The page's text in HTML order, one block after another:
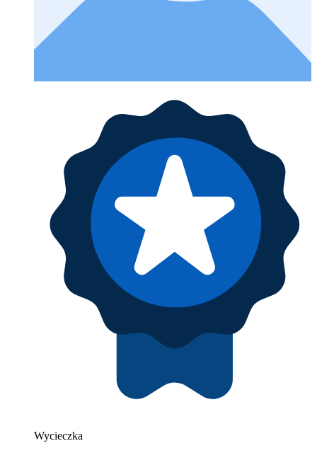
Wycieczka